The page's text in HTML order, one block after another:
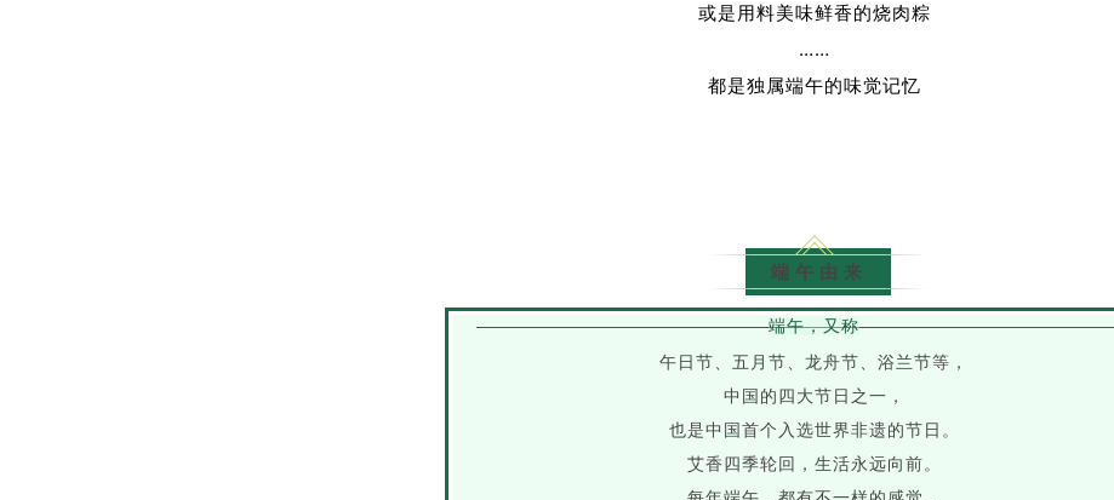
或是用料美味鲜香的烧肉粽
……
都是独属端午的味觉记忆
端午由来
端午，又称
午日节、五月节、龙舟节、浴兰节等，
中国的四大节日之一，
也是中国首个入选世界非遗的节日。
艾香四季轮回，生活永远向前。